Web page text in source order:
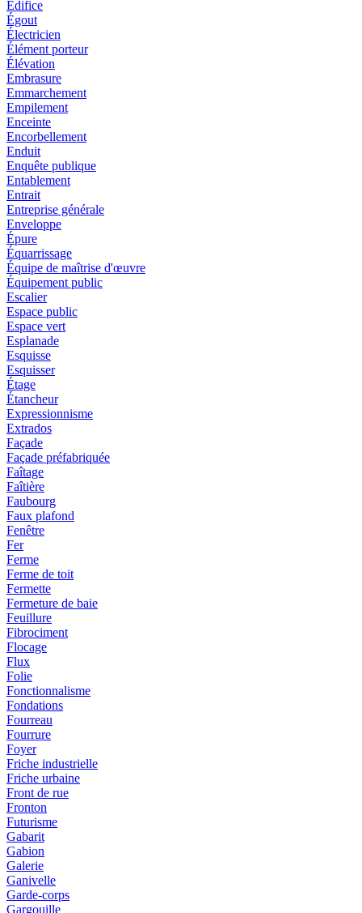
Édifice
Égout
Électricien
Élément porteur
Élévation
Embrasure
Emmarchement
Empilement
Enceinte
Encorbellement
Enduit
Enquête publique
Entablement
Entrait
Entreprise générale
Enveloppe
Épure
Équarrissage
Équipe de maîtrise d'œuvre
Équipement public
Escalier
Espace public
Espace vert
Esplanade
Esquisse
Esquisser
Étage
Étancheur
Expressionnisme
Extrados
Façade
Façade préfabriquée
Faîtage
Faîtière
Faubourg
Faux plafond
Fenêtre
Fer
Ferme
Ferme de toit
Fermette
Fermeture de baie
Feuillure
Fibrociment
Flocage
Flux
Folie
Fonctionnalisme
Fondations
Fourreau
Fourrure
Foyer
Friche industrielle
Friche urbaine
Front de rue
Fronton
Futurisme
Gabarit
Gabion
Galerie
Ganivelle
Garde-corps
Gargouille